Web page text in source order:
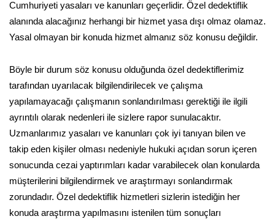
Cumhuriyeti yasaları ve kanunları geçerlidir. Özel dedektiflik
alanında alacağınız herhangi bir hizmet yasa dışı olmaz olamaz.
Yasal olmayan bir konuda hizmet almanız söz konusu değildir.
Böyle bir durum söz konusu olduğunda özel dedektiflerimiz
tarafından uyarılacak bilgilendirilecek ve çalışma
yapılamayacağı çalışmanın sonlandırılması gerektiği ile ilgili
ayrıntılı olarak nedenleri ile sizlere rapor sunulacaktır.
Uzmanlarımız yasaları ve kanunları çok iyi tanıyan bilen ve
takip eden kişiler olması nedeniyle hukuki açıdan sorun içeren
sonucunda cezai yaptırımları kadar varabilecek olan konularda
müşterilerini bilgilendirmek ve araştırmayı sonlandırmak
zorundadır. Özel dedektiflik hizmetleri sizlerin istediğin her
konuda araştırma yapılmasını istenilen tüm sonuçları